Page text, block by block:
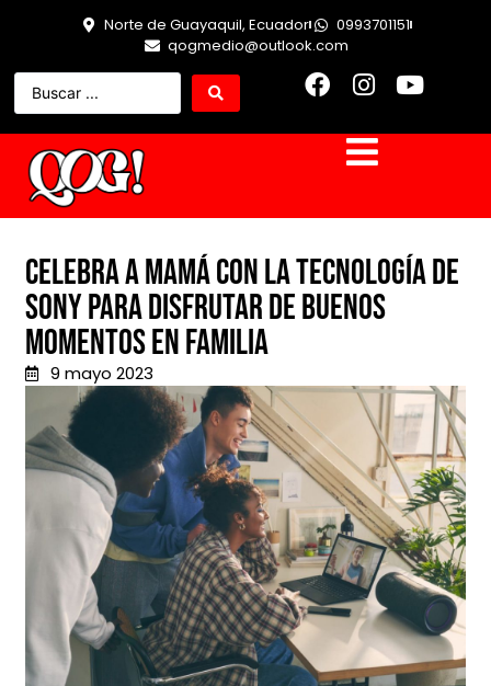
Norte de Guayaquil, Ecuador
0993701151
qogmedio@outlook.com
Celebra a mamá con la tecnología de
Sony para disfrutar de buenos
momentos en familia
9 mayo 2023